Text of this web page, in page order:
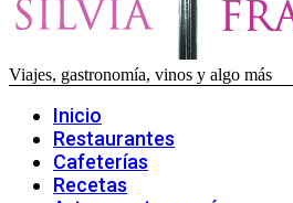
Viajes, gastronomía, vinos y algo más
Inicio
Restaurantes
Cafeterías
Recetas